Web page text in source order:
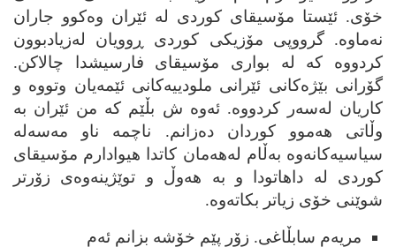
خۆی. ئێستا مۆسیقای کوردی له ئێران وه‌کوو جاران
نه‌ماوه. گرووپی مۆزیکی کوردی ڕوویان له‌زیادبوون
کردووه که له بواری مۆسیقای فارسیشدا چالاکن.
گۆرانی بێژه‌کانی ئێرانی ملودییه‌کانی ئێمه‌یان وتووه و
کاریان له‌سه‌ر کردووه. ئه‌وه ش بڵێم که من ئێران به
وڵاتی ھه‌موو کوردان ده‌زانم. ناچمه ناو مه‌سه‌له
سیاسیه‌کانه‌وه به‌ڵام له‌ھه‌مان کاتدا ھیوادارم مۆسیقای
کوردی له داھاتودا و به ھه‌وڵ و توێژینه‌وه‌ی زۆرتر
شوێنی خۆی زیاتر بکاته‌وه.
مریه‌م سابڵاغی. زۆر پێم خۆشه بزانم ئه‌م